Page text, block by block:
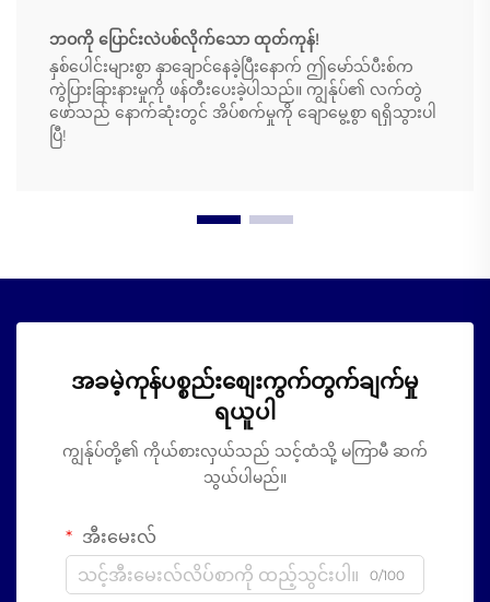
ဘဝကို ပြောင်းလဲပစ်လိုက်သော ထုတ်ကုန်!
နှစ်ပေါင်းများစွာ နှာချောင်နေခဲ့ပြီးနောက် ဤမော်သ်ပီးစ်က
ကွဲပြားခြားနားမှုကို ဖန်တီးပေးခဲ့ပါသည်။ ကျွန်ုပ်၏ လက်တွဲ
ဖော်သည် နောက်ဆုံးတွင် အိပ်စက်မှုကို ချောမွေ့စွာ ရရှိသွားပါ
ပြီ!
အခမဲ့ကုန်ပစ္စည်းစျေးကွက်တွက်ချက်မှု
ရယူပါ
ကျွန်ုပ်တို့၏ ကိုယ်စားလှယ်သည် သင့်ထံသို့ မကြာမီ ဆက်
သွယ်ပါမည်။
အီးမေးလ်
0/100